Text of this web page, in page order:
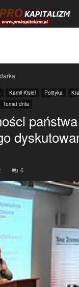
Kamil Kisiel Polityka
Temat dnia
państwa
6